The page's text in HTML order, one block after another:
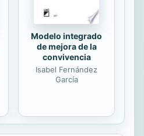
Modelo integrado
de mejora de la
convivencia
Isabel Fernández
García